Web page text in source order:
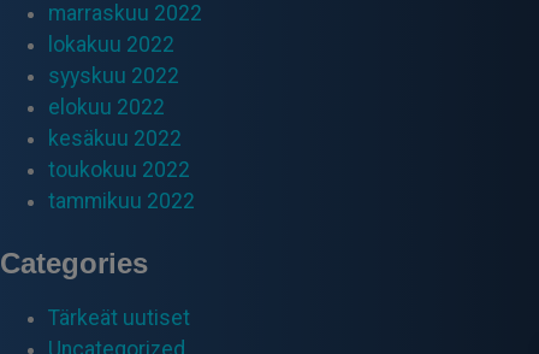
marraskuu 2022
lokakuu 2022
syyskuu 2022
elokuu 2022
kesäkuu 2022
toukokuu 2022
tammikuu 2022
Categories
Tärkeät uutiset
Uncategorized